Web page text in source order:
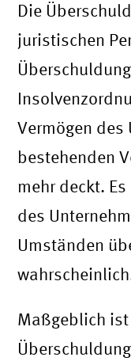
Die
juristischen
Vermögen des
bestehenden
mehr deckt.
des
Umständen
Maßgeblich